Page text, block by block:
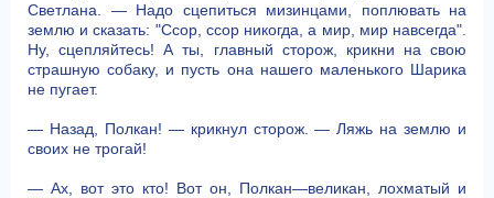
Светлана. — Надо сцепиться мизинцами, поплювать на
землю и сказать: "Ссор, ссор никогда, а мир, мир навсегда".
Ну, сцепляйтесь! А ты, главный сторож, крикни на свою
страшную собаку, и пусть она нашего маленького Шарика
не пугает.
— Назад, Полкан! — крикнул сторож. — Ляжь на землю и
своих не трогай!
— Ах, вот это кто! Вот он, Полкан—великан, лохматый и